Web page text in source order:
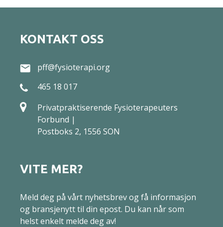
KONTAKT OSS
pff@fysioterapi.org
465 18 017
Privatpraktiserende Fysioterapeuters
Forbund |
Postboks 2, 1556 SON
VITE MER?
Meld deg på vårt nyhetsbrev og få informasjon
og bransjenytt til din epost. Du kan når som
helst enkelt melde deg av!